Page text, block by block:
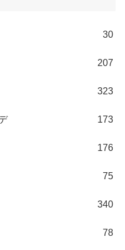
30
207
323
173
176
75
340
78